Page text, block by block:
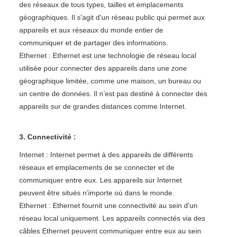
des réseaux de tous types, tailles et emplacements
géographiques. Il s'agit d'un réseau public qui permet aux
appareils et aux réseaux du monde entier de
communiquer et de partager des informations.
Ethernet : Ethernet est une technologie de réseau local
utilisée pour connecter des appareils dans une zone
géographique limitée, comme une maison, un bureau ou
un centre de données. Il n’est pas destiné à connecter des
appareils sur de grandes distances comme Internet.
3. Connectivité :
Internet : Internet permet à des appareils de différents
réseaux et emplacements de se connecter et de
communiquer entre eux. Les appareils sur Internet
peuvent être situés n’importe où dans le monde.
Ethernet : Ethernet fournit une connectivité au sein d'un
réseau local uniquement. Les appareils connectés via des
câbles Ethernet peuvent communiquer entre eux au sein